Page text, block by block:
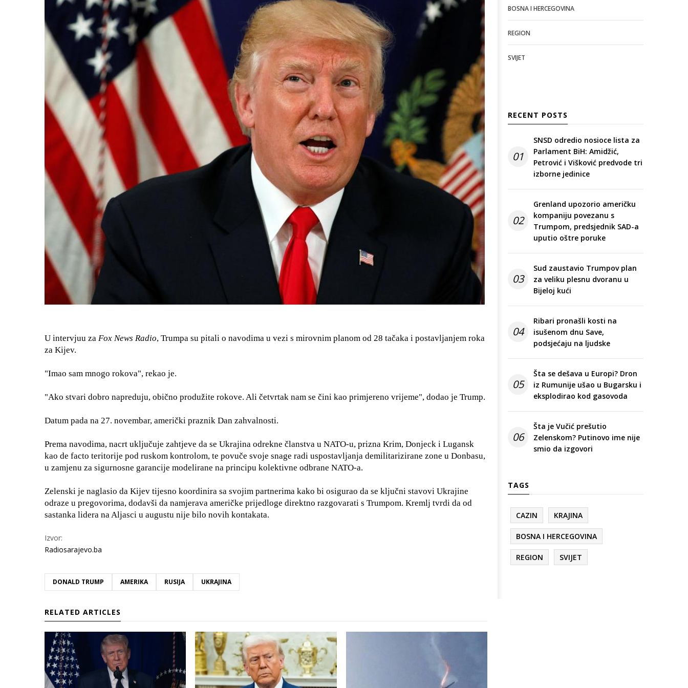
U intervjuu za Fox News Radio, Trumpa su pitali o navodima u vezi s mirovnim planom od 28 tačaka i postavljanjem roka
za Kijev.
"Imao sam mnogo rokova", rekao je.
"Ako stvari dobro napreduju, obično produžite rokove. Ali četvrtak nam se čini kao primjereno vrijeme", dodao je Trump.
Datum pada na 27. novembar, američki praznik Dan zahvalnosti.
Prema navodima, nacrt uključuje zahtjeve da se Ukrajina odrekne članstva u NATO-u, prizna Krim, Donjeck i Lugansk
kao de facto teritorije pod ruskom kontrolom, te povuče svoje snage radi uspostavljanja demilitarizirane zone u Donbasu,
u zamjenu za sigurnosne garancije modelirane na principu kolektivne odbrane NATO-a.
Zelenski je naglasio da Kijev tijesno koordinira sa svojim partnerima kako bi osigurao da se ključni stavovi Ukrajine
odraze u pregovorima, dodavši da namjerava američke prijedloge direktno razgovarati s Trumpom. Kremlj tvrdi da od
sastanka lidera na Aljasci u augustu nije bilo novih kontakata.
Izvor:
Radiosarajevo.ba
DONALD TRUMP AMERIKA RUSIJA UKRAJINA
RELATED ARTICLES
BOSNA I HERCEGOVINA
REGION
SVIJET
RECENT POSTS
01
SNSD odredio nosioce lista za
Parlament BiH: Amidžić,
Petrović i Višković predvode tri
izborne jedinice
02
Grenland upozorio američku
kompaniju povezanu s
Trumpom, predsjednik SAD-a
uputio oštre poruke
03
Sud zaustavio Trumpov plan
za veliku plesnu dvoranu u
Bijeloj kući
04
Ribari pronašli kosti na
isušenom dnu Save,
podsjećaju na ljudske
05
Šta se dešava u Europi? Dron
iz Rumunije ušao u Bugarsku i
eksplodirao kod gasovoda
06
Šta je Vučić prešutio
Zelenskom? Putinovo ime nije
smio da izgovori
TAGS
CAZIN KRAJINA
BOSNA I HERCEGOVINA
REGION SVIJET